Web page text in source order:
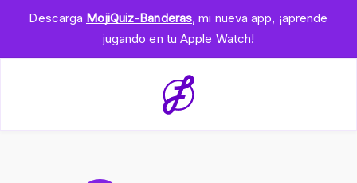
Descarga MojiQuiz-Banderas, mi nueva app, ¡aprende
jugando en tu Apple Watch!